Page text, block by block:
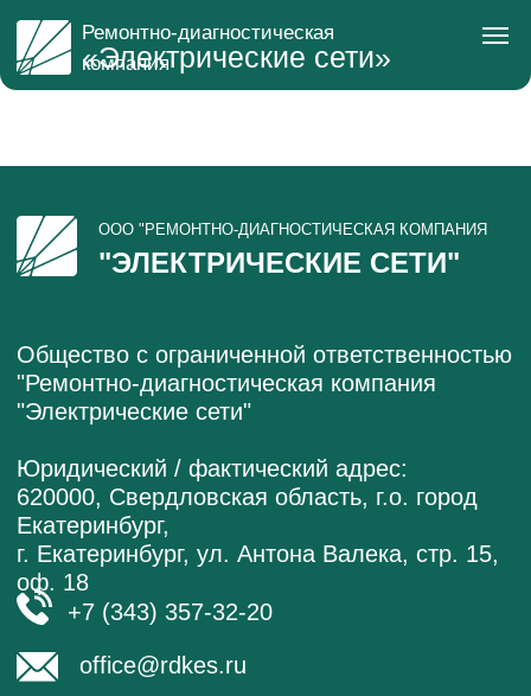
Ремонтно-диагностическая
компания
«Электрические сети»
office@rdkes.ru
Общество с ограниченной ответственностью
"Ремонтно-диагностическая компания
620000, Свердловская область, г.о. город
Екатеринбург,
г. Екатеринбург, ул. Антона Валека, стр. 15,
оф. 18
ООО "РЕМОНТНО-ДИАГНОСТИЧЕСКАЯ КОМПАНИЯ